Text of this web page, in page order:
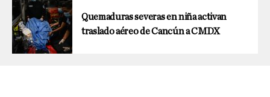
Quemaduras severas en niña activan
traslado aéreo de Cancún a CMDX